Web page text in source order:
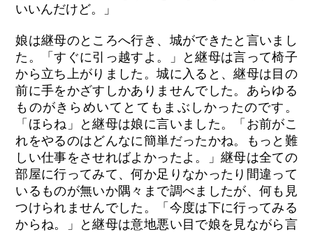
いいんだけど。」
娘は継母のところへ行き、城ができたと言いまし
た。「すぐに引っ越すよ。」と継母は言って椅子
から立ち上がりました。城に入ると、継母は目の
前に手をかざすしかありませんでした。あらゆる
ものがきらめいてとてもまぶしかったのです。
「ほらね」と継母は娘に言いました。「お前がこ
れをやるのはどんなに簡単だったかね。もっと難
しい仕事をさせればよかったよ。」継母は全ての
部屋に行ってみて、何か足りなかったり間違って
いるものが無いか隅々まで調べましたが、何も見
つけられませんでした。「今度は下に行ってみる
からね。」と継母は意地悪い目で娘を見ながら言